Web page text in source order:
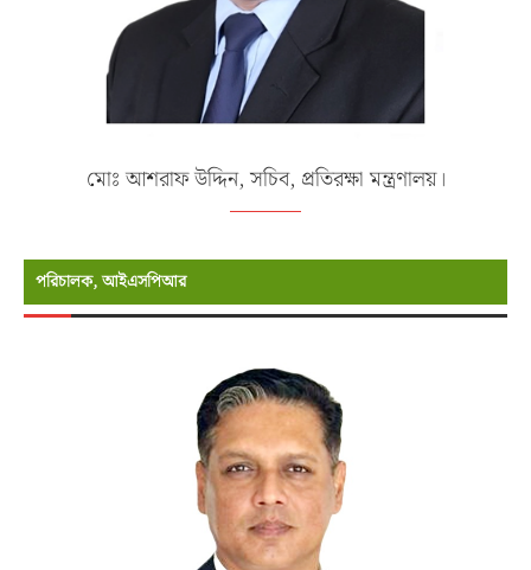
মোঃ আশরাফ উদ্দিন, সচিব, প্রতিরক্ষা মন্ত্রণালয়।
পরিচালক, আইএসপিআর